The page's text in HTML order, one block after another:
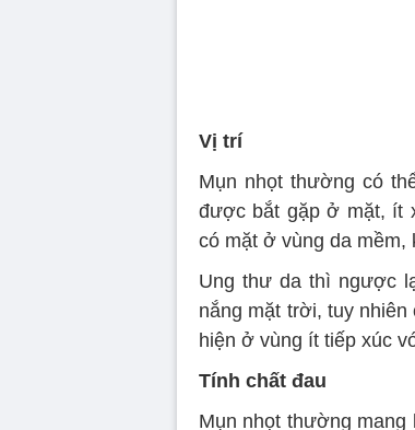
Vị trí
Mụn nhọt thường có
được bắt gặp ở mặt, ít
có mặt ở vùng da
Ung thư da thì ngược
nắng mặt trời, tuy
hiện ở vùng ít tiếp xúc
Tính chất đau
Mụn nhọt thường